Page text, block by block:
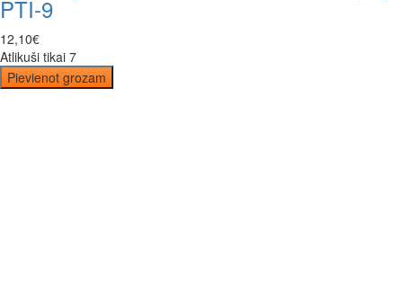
PTI-9
12,10€
Atlikuši tikai 7
Pievienot grozam